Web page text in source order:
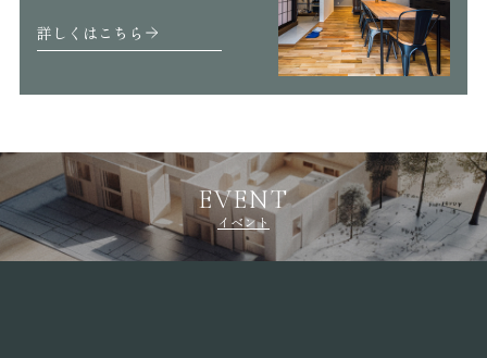
詳しくはこちら
EVENT
イベント